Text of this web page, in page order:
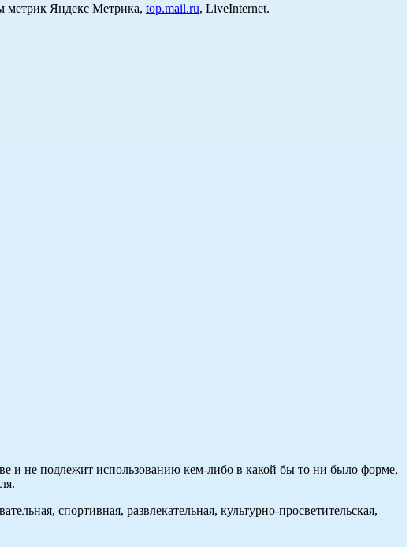
метрик Яндекс Метрика, top.mail.ru, LiveInternet.
и не подлежит использованию кем-либо в какой бы то ни было форме,
спортивная, развлекательная, культурно-просветительская,